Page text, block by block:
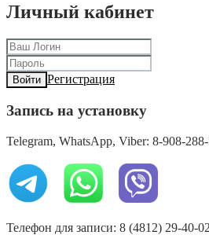
Личный кабинет
Войти Регистрация
Запись на установку
Telegram, WhatsApp, Viber: 8-908-
Телефон для записи: 8 (4812) 29-40-02